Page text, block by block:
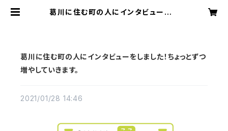
葛川に住む町の人にインタビューをし
葛川に住む町の人にインタビューをしました！ちょっとずつ
増やしていきます。
2021/01/28 14:46